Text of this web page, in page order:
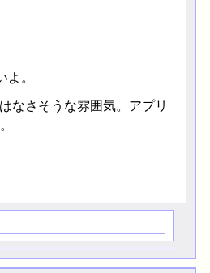
。
なさそうな雰囲気。アプリ